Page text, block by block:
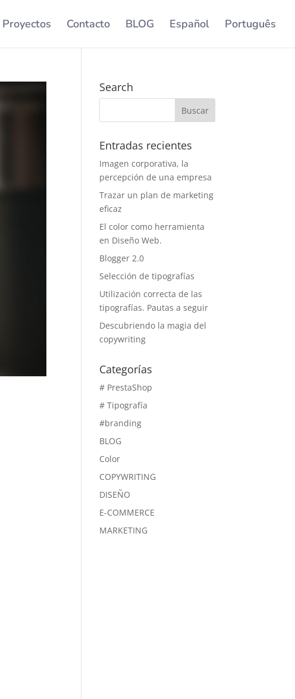
Proyectos Contacto BLOG Español Português
Search
Entradas recientes
Imagen corporativa, la
percepción de una empresa
Trazar un plan de marketing
eficaz
El color como herramienta
en Diseño Web.
Blogger 2.0
Selección de tipografías
Utilización correcta de las
tipografías. Pautas a seguir
Descubriendo la magia del
copywriting
Categorías
# PrestaShop
# Tipografía
#branding
BLOG
Color
COPYWRITING
DISEÑO
E-COMMERCE
MARKETING